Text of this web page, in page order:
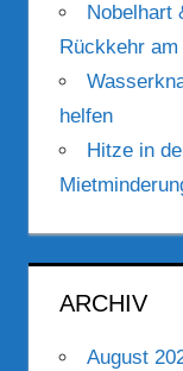
Nobelhart
Rückkehr
helfen
Hitze in
ARCHIV
August